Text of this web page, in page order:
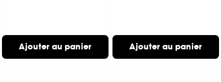
Ajouter au panier Ajouter au panier